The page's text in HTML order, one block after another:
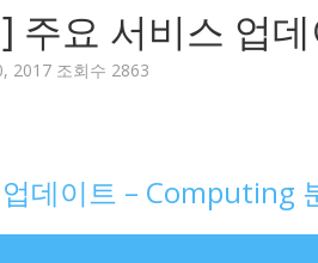
주요 서비스 업
2017 조회수 2863
데이트 – Computing